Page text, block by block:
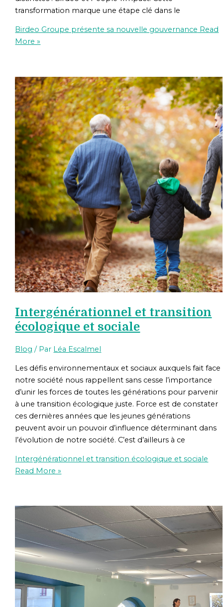
transformation marque une étape clé dans le
Birdeo Groupe présente sa nouvelle gouvernance Read
More »
Intergénérationnel et transition
écologique et sociale
Blog / Par Léa Escalmel
Les défis environnementaux et sociaux auxquels fait face
notre société nous rappellent sans cesse l’importance
d’unir les forces de toutes les générations pour parvenir
à une transition écologique juste. Force est de constater
ces dernières années que les jeunes générations
peuvent avoir un pouvoir d’influence déterminant dans
l’évolution de notre société. C’est d’ailleurs à ce
Intergénérationnel et transition écologique et sociale
Read More »